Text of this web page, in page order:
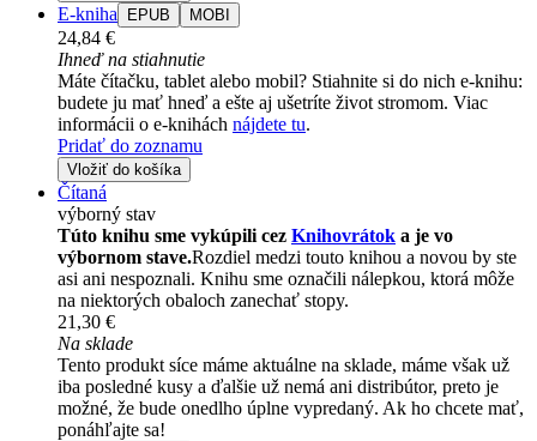
E-kniha EPUB MOBI
24,84 €
Ihneď na stiahnutie
Máte čítačku, tablet alebo mobil? Stiahnite si do nich e-knihu:
budete ju mať hneď a ešte aj ušetríte život stromom. Viac
informácii o e-knihách nájdete tu.
Pridať do zoznamu
Vložiť do košíka
Čítaná
výborný stav
Túto knihu sme vykúpili cez Knihovrátok a je vo
výbornom stave.Rozdiel medzi touto knihou a novou by ste
asi ani nespoznali. Knihu sme označili nálepkou, ktorá môže
na niektorých obaloch zanechať stopy.
21,30 €
Na sklade
Tento produkt síce máme aktuálne na sklade, máme však už
iba posledné kusy a ďalšie už nemá ani distribútor, preto je
možné, že bude onedlho úplne vypredaný. Ak ho chcete mať,
ponáhľajte sa!